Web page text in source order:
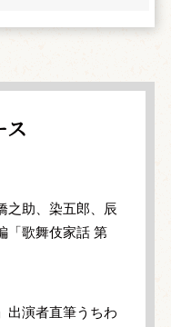
ス
之助、染五郎、辰
「歌舞伎家話 第
出演者直筆うちわ